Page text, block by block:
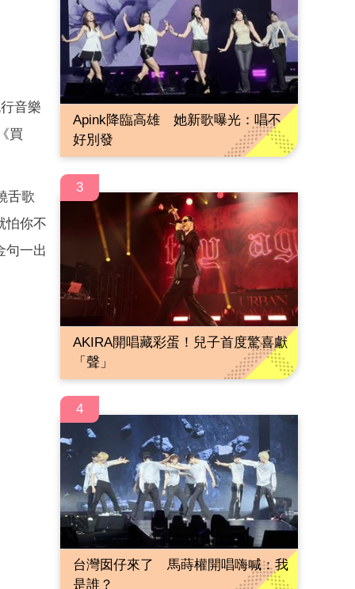
音樂
買
舌歌
怕你不
句一出
Apink降臨高雄 她新歌曝光：唱不
好別發
3
AKIRA開唱藏彩蛋！兒子首度驚喜獻
「聲」
4
台灣囡仔來了 馬蒔權開唱嗨喊：我
是誰？